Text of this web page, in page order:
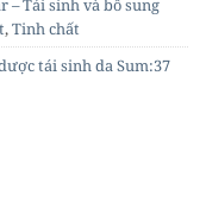
– Tái sinh và bổ sung
,Tinh chất
tái sinh da Sum:37